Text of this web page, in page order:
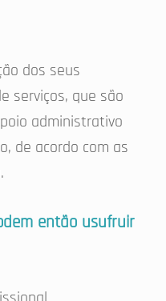
dos seus
serviços, que são
administrativo
de acordo com as
então usufruir